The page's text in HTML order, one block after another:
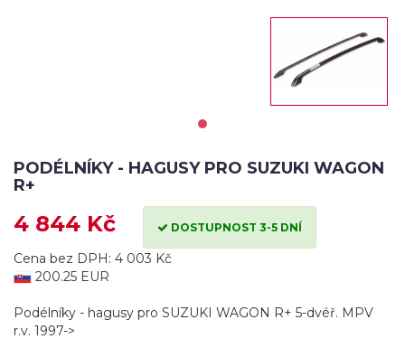
PODÉLNÍKY - HAGUSY PRO SUZUKI WAGON
R+
4 844 Kč DOSTUPNOST 3-5 DNÍ
Cena bez DPH: 4 003 Kč
200.25 EUR
Podélníky - hagusy pro SUZUKI WAGON R+ 5-dvéř. MPV
r.v. 1997->